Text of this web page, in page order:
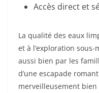
Accès direct et
La qualité des eaux
et à l’exploration
aussi bien par les
d’une escapade
merveilleusement